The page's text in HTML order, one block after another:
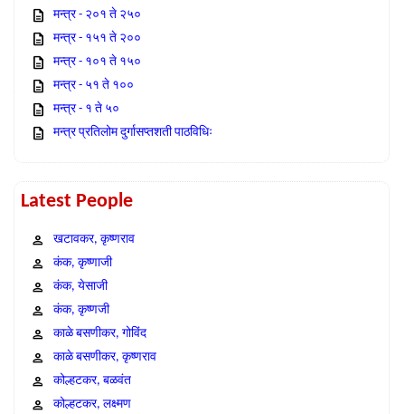
मन्त्र - २०१ ते २५०
मन्त्र - १५१ ते २००
मन्त्र - १०१ ते १५०
मन्त्र - ५१ ते १००
मन्त्र - १ ते ५०
मन्त्र प्रतिलोम दुर्गासप्तशती पाठविधिः
Latest People
खटावकर, कृष्णराव
कंक, कृष्णाजी
कंक, येसाजी
कंक, कृष्णजी
काळे बसणीकर, गोविंद
काळे बसणीकर, कृष्णराव
कोल्हटकर, बळवंत
कोल्हटकर, लक्ष्मण